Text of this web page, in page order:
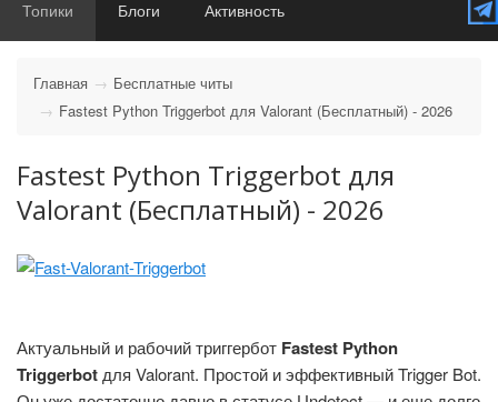
Топики Блоги Активность
Главная
Бесплатные читы
Fastest Python Triggerbot для Valorant (Бесплатный) - 2026
Fastest Python Triggerbot для
Valorant (Бесплатный) - 2026
Актуальный и рабочий триггербот Fastest Python
Triggerbotдля Valorant. Простой и эффективный Trigger Bot.